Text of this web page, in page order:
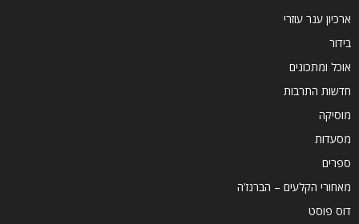
ארכיון ענר עוזרי
בידור
אוכל ומתכונים
חדשות התרבות
מוסיקה
מסעדות
ספרים
מאחורי הקלעים – הברנז'ה
דוס פוסט